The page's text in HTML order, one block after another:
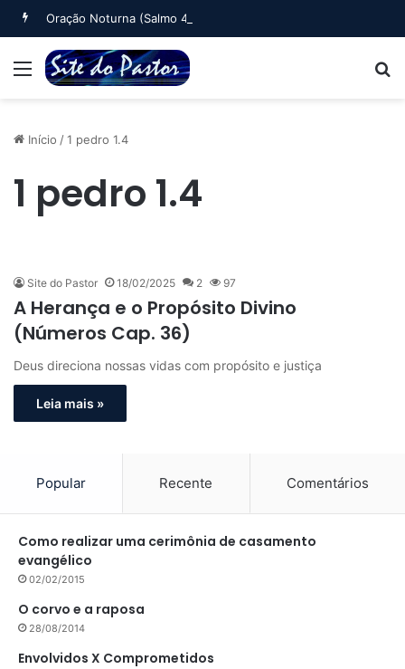
Oração Noturna (Salmo 4)
Menu
Início /1 pedro 1.4
1 pedro 1.4
Site do Pastor 18/02/2025 2 97
A Herança e o Propósito Divino
(Números Cap. 36)
Deus direciona nossas vidas com propósito e justiça
Leia mais »
Popular Recente Comentários
Como realizar uma cerimônia de casamento
evangélico
02/02/2015
O corvo e a raposa
28/08/2014
Envolvidos X Comprometidos